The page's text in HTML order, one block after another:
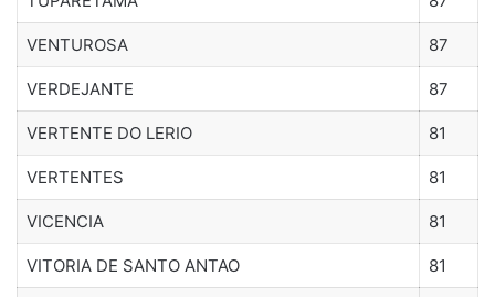
VENTUROSA 87
VERDEJANTE 87
VERTENTE DO LERIO 81
VERTENTES 81
VICENCIA 81
VITORIA DE SANTO ANTAO 81